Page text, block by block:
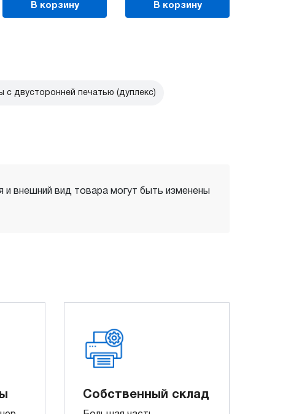
В корзину В корзину
с двусторонней печатью (дуплекс)
и внешний вид товара могут быть изменены
Собственный склад